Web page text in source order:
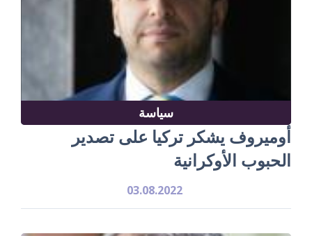
سياسة
أوميروف يشكر تركيا على تصدير
الحبوب الأوكرانية
03.08.2022